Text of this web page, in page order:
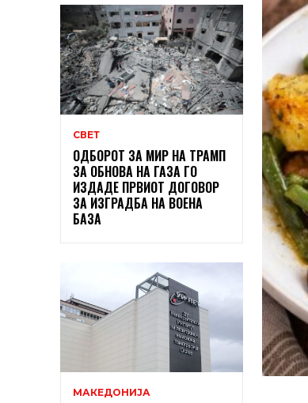
СВЕТ
ОДБОРОТ ЗА МИР НА ТРАМП
ЗА ОБНОВА НА ГАЗА ГО
ИЗДАДЕ ПРВИОТ ДОГОВОР
ЗА ИЗГРАДБА НА ВОЕНА
БАЗА
МАКЕДОНИЈА